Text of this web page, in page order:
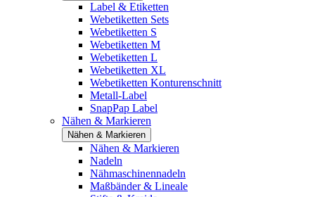
Label & Etiketten
Webetiketten Sets
Webetiketten S
Webetiketten M
Webetiketten L
Webetiketten XL
Webetiketten Konturenschnitt
Metall-Label
SnapPap Label
Nähen & Markieren
Nähen & Markieren
Nähen & Markieren
Nadeln
Nähmaschinennadeln
Maßbänder & Lineale